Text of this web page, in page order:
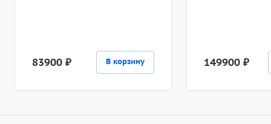
83900 ₽ В корзину 149900 ₽